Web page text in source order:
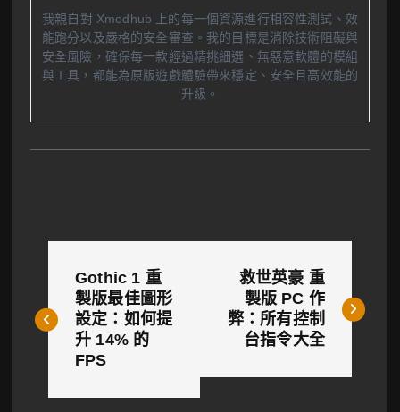
我親自對 Xmodhub 上的每一個資源進行相容性測試、效
能跑分以及嚴格的安全審查。我的目標是消除技術阻礙與
安全風險，確保每一款經過精挑細選、無惡意軟體的模組
與工具，都能為原版遊戲體驗帶來穩定、安全且高效能的
升級。
導
Gothic 1 重
製版最佳圖形
設定：如何提
升 14% 的
FPS
救世英豪 重
製版 PC 作
弊：所有控制
台指令大全